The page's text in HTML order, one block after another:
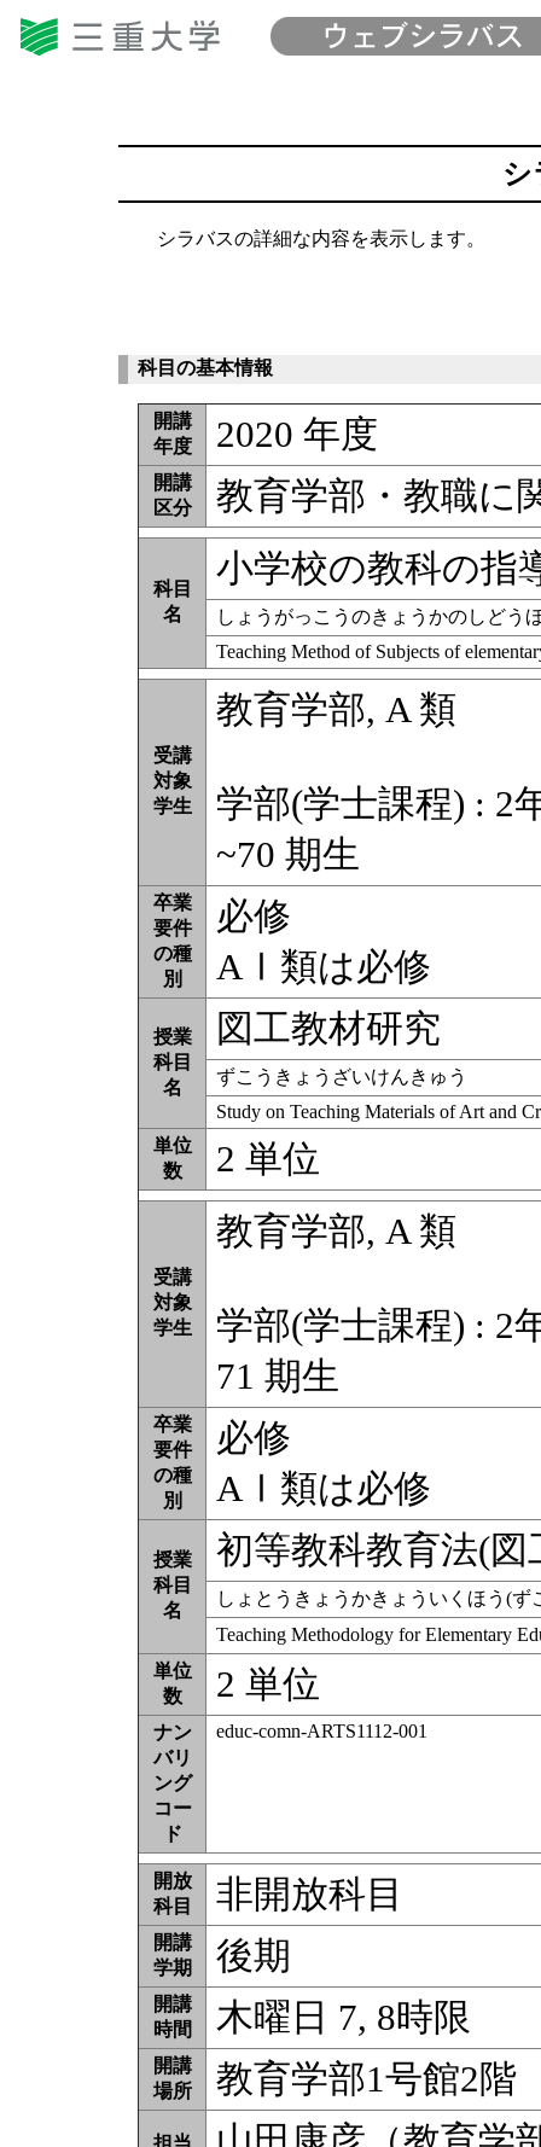
シ
シラバスの詳細な内容を表示します。
科目の基本情報
開講
年度
2020 年度
開講
区分
教育学部・教職に
科目
名
小学校の教科の指
しょうがっこうのきょうかのしどう
Teaching Method of Subjects of
受講
対象
学生
教育学部, A 類
学部(学士課程) : 2
~70 期生
卒業
要件
の種
別
必修
AⅠ類は必修
授業
科目
名
図工教材研究
ずこうきょうざいけんきゅう
Study on Teaching Materials of Art and
単位
数
2 単位
受講
対象
学生
教育学部, A 類
学部(学士課程) : 2
71 期生
卒業
要件
の種
別
必修
AⅠ類は必修
授業
科目
名
初等教科教育法(図
しょとうきょうかきょういくほう(ず
Teaching Methodology for Elementary
単位
数
2 単位
ナン
バリ
ング
コー
ド
educ-comn-ARTS1112-001
開放
科目
非開放科目
開講
学期
後期
開講
時間
木曜日 7, 8時限
開講
場所
教育学部1号館2
担当